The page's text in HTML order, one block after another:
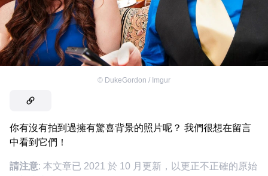
© DukeGordon / Imgur
你有沒有拍到過擁有驚喜背景的照片呢？ 我們很想在留言
中看到它們！
請注意: 本文章已 2021 於 10 月更新，以更正不正確的原始